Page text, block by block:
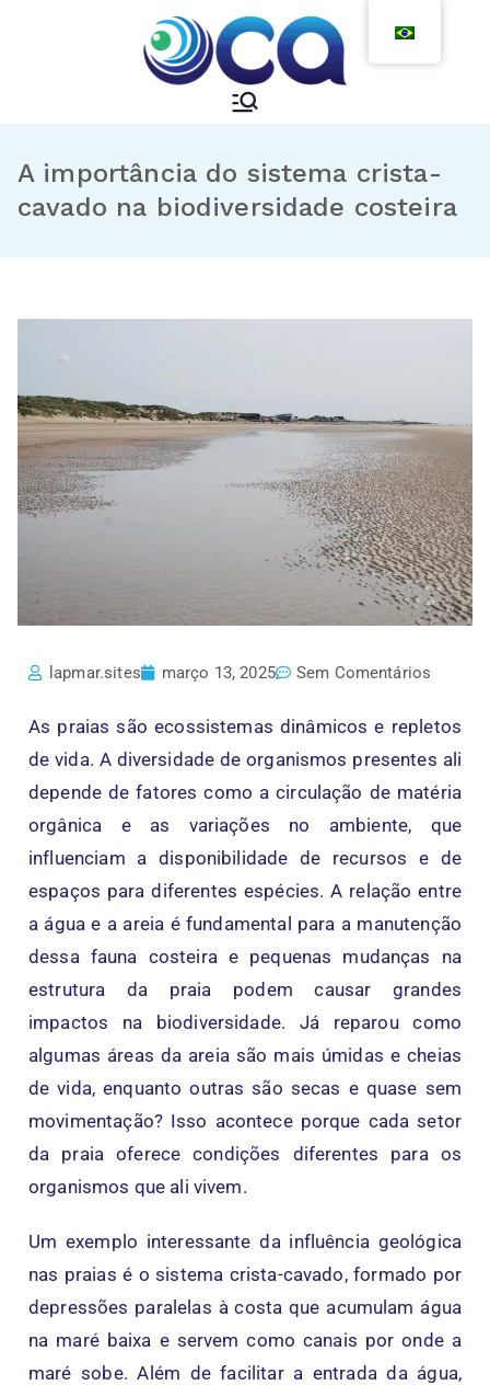
A importância do sistema crista-
cavado na biodiversidade costeira
lapmar.sites março 13, 2025 Sem Comentários
As praias são ecossistemas dinâmicos e repletos
de vida. A diversidade de organismos presentes ali
depende de fatores como a circulação de matéria
orgânica e as variações no ambiente, que
influenciam a disponibilidade de recursos e de
espaços para diferentes espécies. A relação entre
a água e a areia é fundamental para a manutenção
dessa fauna costeira e pequenas mudanças na
estrutura da praia podem causar grandes
impactos na biodiversidade. Já reparou como
algumas áreas da areia são mais úmidas e cheias
de vida, enquanto outras são secas e quase sem
movimentação? Isso acontece porque cada setor
da praia oferece condições diferentes para os
organismos que ali vivem.
Um exemplo interessante da influência geológica
nas praias é o sistema crista-cavado, formado por
depressões paralelas à costa que acumulam água
na maré baixa e servem como canais por onde a
maré sobe. Além de facilitar a entrada da água,